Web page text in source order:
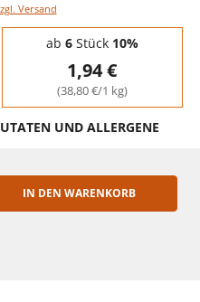
Versand
ab 6Stück 10%
1,94 €
(38,80 €/1 kg)
UND ALLERGENE
IN DEN WARENKORB